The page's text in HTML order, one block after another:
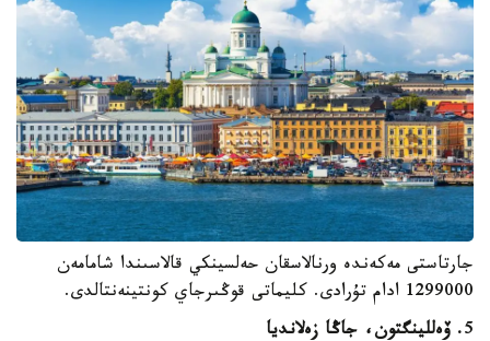
جارتاستى مەكەندە ورنالاسقان حەلسينكي قالاسىندا شامامەن
1299000 ادام تۇرادى. كليماتى قوڭىرجاي كونتينەنتالدى.
5. ۆەللينگتون، جاڭا زەلانديا